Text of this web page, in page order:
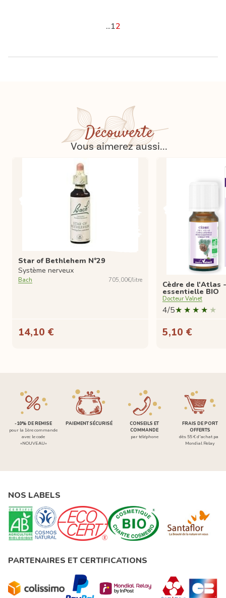
...12
Découverte
Vous aimerez aussi...
Star of Bethlehem N°29
Système nerveux
Bach 705,00€/litre
14,10 €
Cèdre de l'Atlas
essentielle BIO
Docteur Valnet
4/5
5,10 €
-10% DE REMISE
pour la 1ère commande
avec le code
«NOUVEAU»
PAIEMENT SÉCURISÉ
CONSEILS ET
COMMANDE
par téléphone
FRAIS DE PORT
OFFERTS
dès 55 € d'achat par
Mondial Relay
NOS LABELS
PARTENAIRES ET CERTIFICATIONS